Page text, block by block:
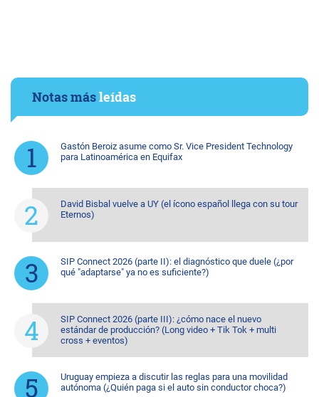
Notas másleídas
Gastón Beroiz asume como Sr. Vice President Technology
para Latinoamérica en Equifax
David Bisbal vuelve a UY (el ícono español llega con su tour
Eternos)
SIP Connect 2026 (parte II): el diagnóstico que duele (¿por
qué "adaptarse" ya no es suficiente?)
SIP Connect 2026 (parte III): ¿cómo nace el nuevo
estándar de producción? (Long video + Tik Tok + multi
cross + eventos)
Uruguay empieza a discutir las reglas para una movilidad
autónoma (¿Quién paga si el auto sin conductor choca?)